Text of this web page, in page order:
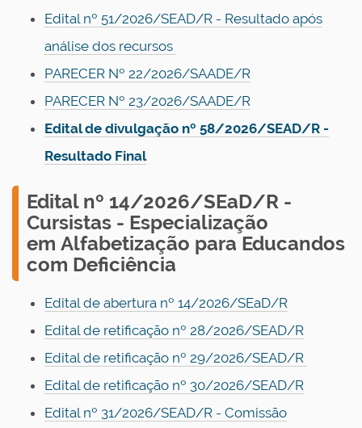
Edital nº 51/2026/SEAD/R - Resultado após
análise dos recursos
PARECER Nº 22/2026/SAADE/R
PARECER Nº 23/2026/SAADE/R
Edital de divulgação nº 58/2026/SEAD/R -
Resultado Final
Edital nº 14/2026/SEaD/R -
Cursistas - Especialização
em Alfabetização para Educandos
com Deficiência
Editalde abertura nº 14/2026/SEaD/R
Edital de retificação nº 28/2026/SEAD/R
Edital de retificação nº 29/2026/SEAD/R
Edital de retificação nº 30/2026/SEAD/R
Edital nº 31/2026/SEAD/R - Comissão